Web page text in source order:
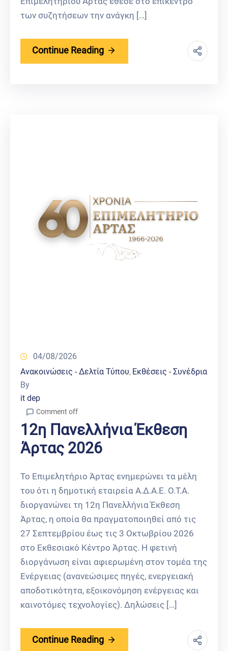
των συζητήσεων την ανάγκη […]
Continue Reading
04/08/2026
Ανακοινώσεις - Δελτία Τύπου‚ Εκθέσεις - Συνέδρια
By
it dep
Comment off
12η Πανελλήνια Έκθεση
Άρτας 2026
Το Επιμελητήριο Άρτας ενημερώνει τα μέλη
του ότι η δημοτική εταιρεία Α.Δ.Α.Ε. Ο.Τ.Α.
διοργανώνει τη 12η Πανελλήνια Έκθεση
Άρτας, η οποία θα πραγματοποιηθεί από τις
27 Σεπτεμβρίου έως τις 3 Οκτωβρίου 2026
στο Εκθεσιακό Κέντρο Άρτας. Η φετινή
διοργάνωση είναι αφιερωμένη στον τομέα της
Ενέργειας (ανανεώσιμες πηγές, ενεργειακή
αποδοτικότητα, εξοικονόμηση ενέργειας και
καινοτόμες τεχνολογίες). Δηλώσεις […]
Continue Reading